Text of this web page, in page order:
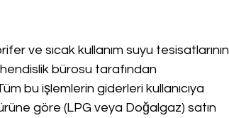
ve sıcak kullanım suyu tesisatlarının
bürosu tarafından
bu işlemlerin giderleri kullanıcıya
göre (LPG veya Doğalgaz) satın